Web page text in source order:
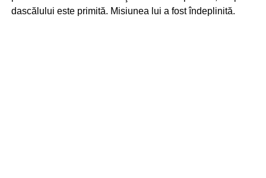
dascălului este primită. Misiunea lui a fost îndeplinită.